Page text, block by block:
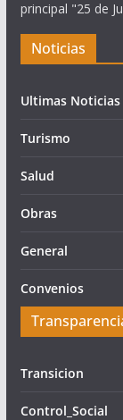
principal "25 de
Noticias
Ultimas Noticias
Turismo
Salud
Obras
General
Convenios
Transicion
Control_Social